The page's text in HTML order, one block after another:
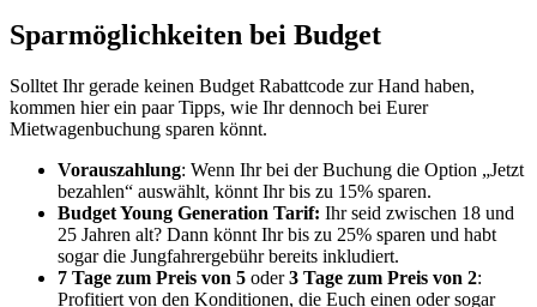
Sparmöglichkeiten bei Budget
Solltet Ihr gerade keinen Budget Rabattcode zur Hand haben,
kommen hier ein paar Tipps, wie Ihr dennoch bei Eurer
Mietwagenbuchung sparen könnt.
Vorauszahlung: Wenn Ihr bei der Buchung die Option „Jetzt
bezahlen“ auswählt, könnt Ihr bis zu 15% sparen.
Budget Young Generation Tarif: Ihr seid zwischen 18 und
25 Jahren alt? Dann könnt Ihr bis zu 25% sparen und habt
sogar die Jungfahrergebühr bereits inkludiert.
7 Tage zum Preis von 5 oder3 Tage zum Preis von 2:
Profitiert von den Konditionen, die Euch einen oder sogar